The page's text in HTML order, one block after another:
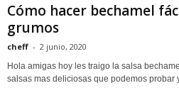
Cómo hacer bechamel
grumos
cheff - 2 junio, 2020
Hola amigas hoy les traigo la salsa
salsas mas deliciosas que podemos probar y